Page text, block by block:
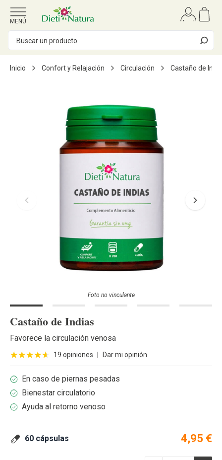
Ir al contenido
MENÚ
Inicio Confort y Relajación Circulación Castaño de
Foto no vinculante
Castaño de Indias
Favorece la circulación venosa
19 opiniones Dar mi opinión
En caso de piernas pesadas
Bienestar circulatorio
Ayuda al retorno venoso
60 cápsulas 4,95 €